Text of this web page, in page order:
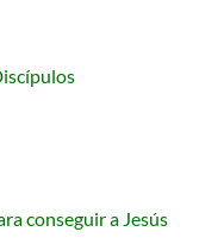
conseguir a Jesús